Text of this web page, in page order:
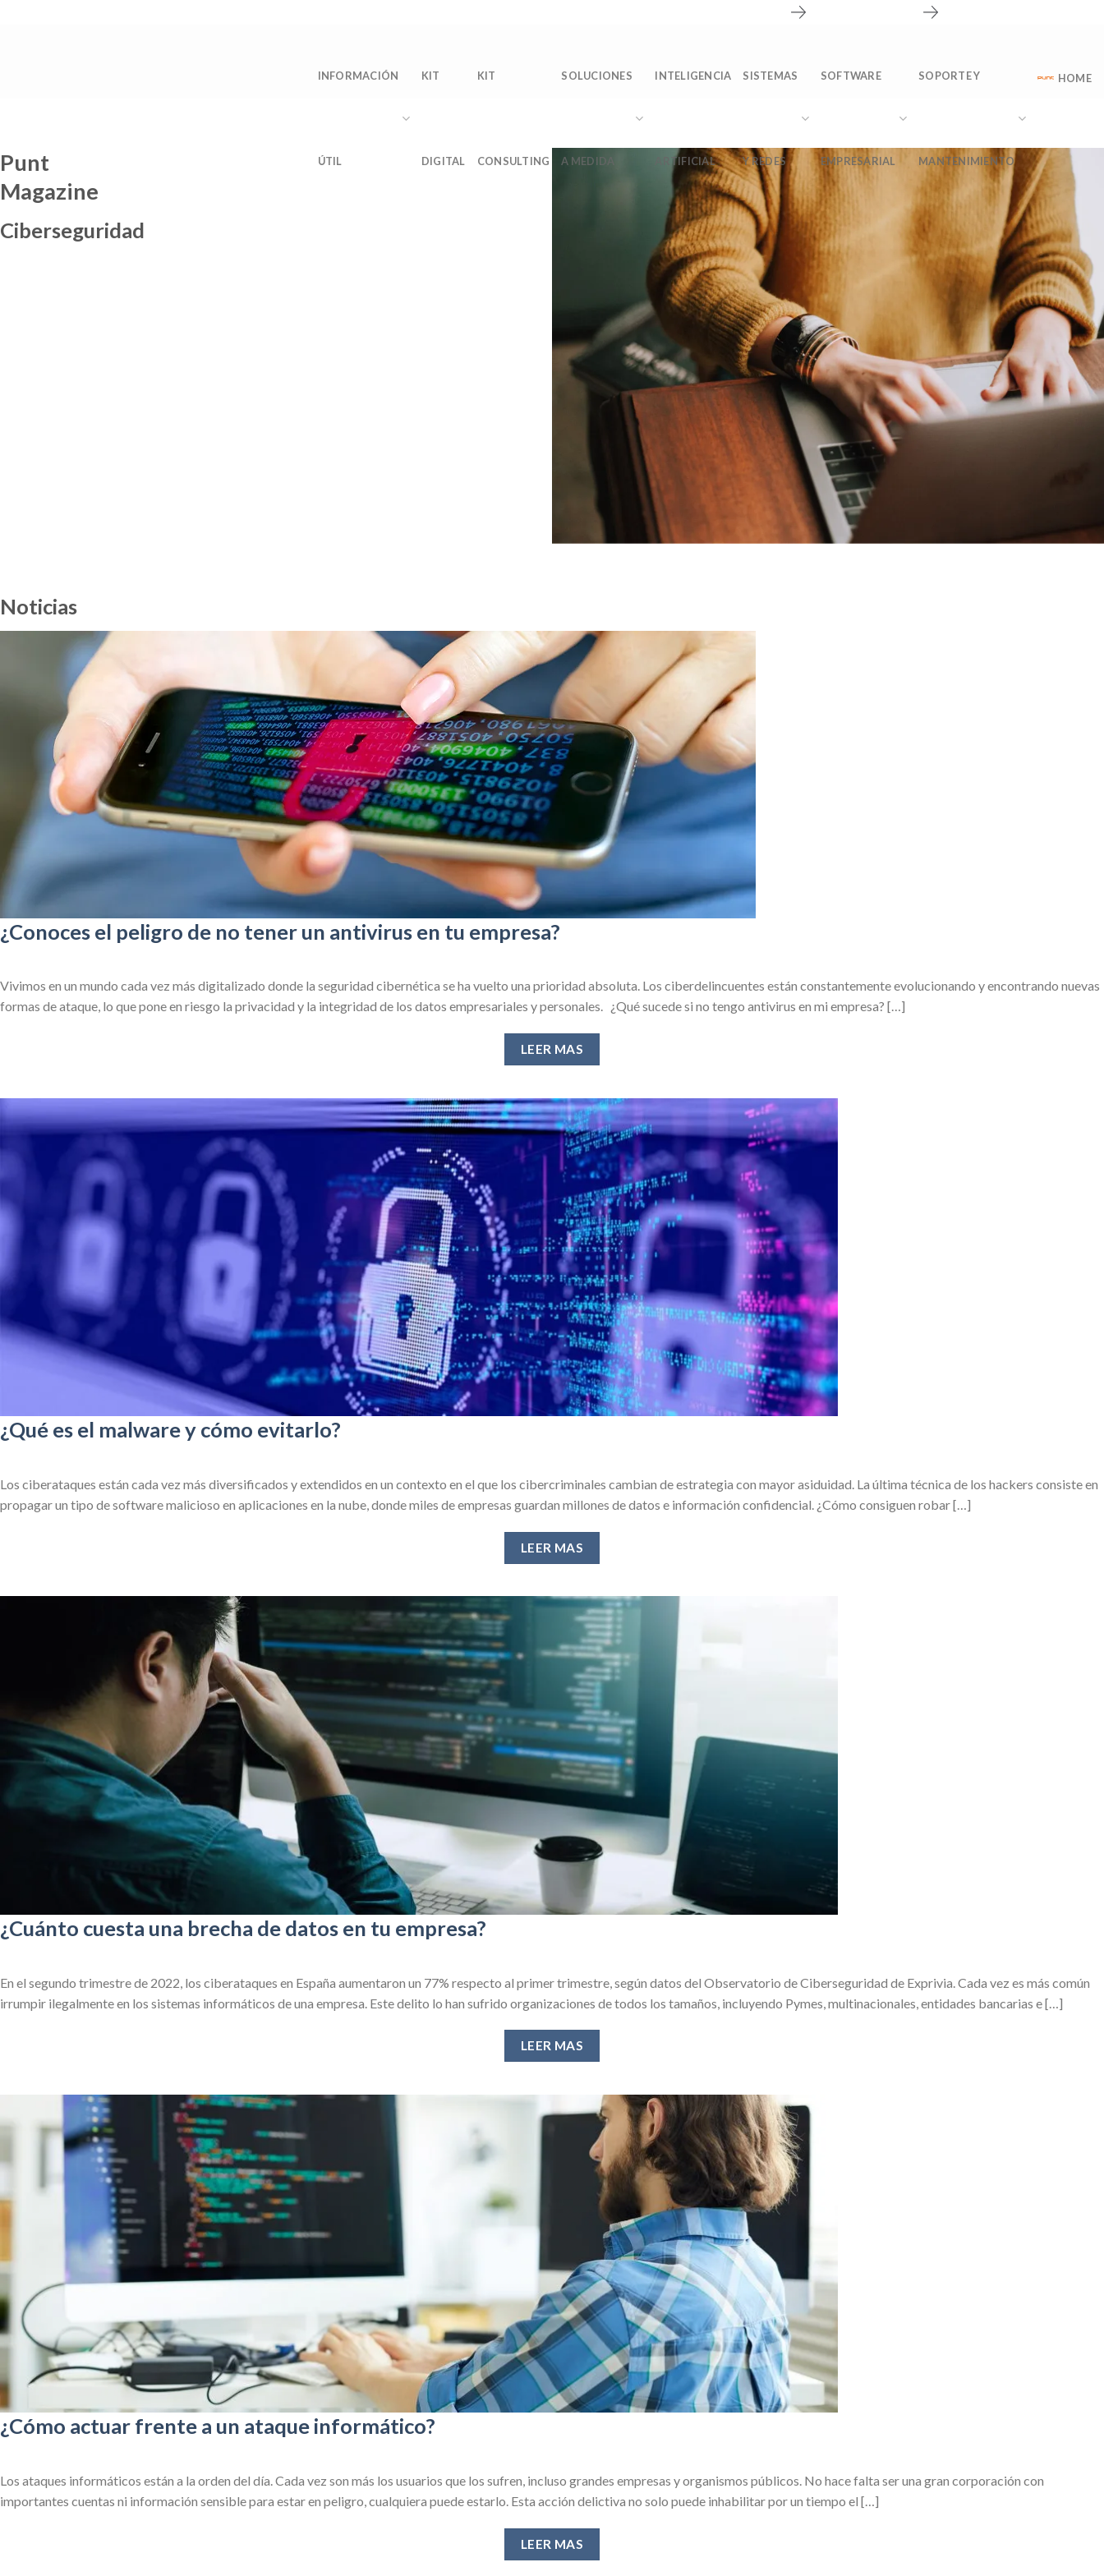
INFORMACIÓN
ÚTIL
KIT
DIGITAL
KIT
CONSULTING
SOLUCIONES
A MEDIDA
INTELIGENCIA
ARTIFICIAL
SISTEMAS
Y REDES
SOFTWARE
EMPRESARIAL
SOPORTE Y
MANTENIMIENTO
HOME
Punt
Magazine
Ciberseguridad
Noticias
¿Conoces el peligro de no tener un antivirus en tu empresa?
Vivimos en un mundo cada vez más digitalizado donde la seguridad cibernética se ha vuelto una prioridad absoluta. Los ciberdelincuentes están constantemente evolucionando y encontrando nuevas
formas de ataque, lo que pone en riesgo la privacidad y la integridad de los datos empresariales y personales. ¿Qué sucede si no tengo antivirus en mi empresa? […]
LEER MAS
¿Qué es el malware y cómo evitarlo?
Los ciberataques están cada vez más diversificados y extendidos en un contexto en el que los cibercriminales cambian de estrategia con mayor asiduidad. La última técnica de los hackers consiste en
propagar un tipo de software malicioso en aplicaciones en la nube, donde miles de empresas guardan millones de datos e información confidencial. ¿Cómo consiguen robar […]
LEER MAS
¿Cuánto cuesta una brecha de datos en tu empresa?
En el segundo trimestre de 2022, los ciberataques en España aumentaron un 77% respecto al primer trimestre, según datos del Observatorio de Ciberseguridad de Exprivia. Cada vez es más común
irrumpir ilegalmente en los sistemas informáticos de una empresa. Este delito lo han sufrido organizaciones de todos los tamaños, incluyendo Pymes, multinacionales, entidades bancarias e […]
LEER MAS
¿Cómo actuar frente a un ataque informático?
Los ataques informáticos están a la orden del día. Cada vez son más los usuarios que los sufren, incluso grandes empresas y organismos públicos. No hace falta ser una gran corporación con
importantes cuentas ni información sensible para estar en peligro, cualquiera puede estarlo. Esta acción delictiva no solo puede inhabilitar por un tiempo el […]
LEER MAS